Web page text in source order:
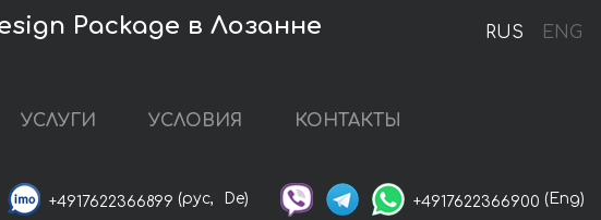
RUS ENG
Package в Лозанне
УСЛУГИ УСЛОВИЯ КОНТАКТЫ
+4917622366899 (рус, De) +4917622366900 (Eng)